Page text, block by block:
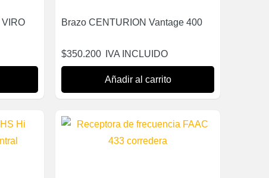
Brazo CENTURION Vantage 400
$350.200 IVA INCLUIDO
Añadir al carrito